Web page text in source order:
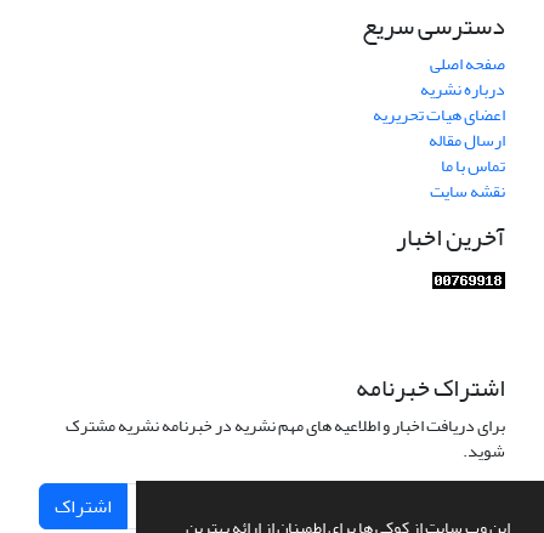
دسترسی سریع
صفحه اصلی
درباره نشریه
اعضای هیات تحریریه
ارسال مقاله
تماس با ما
نقشه سایت
آخرین اخبار
اشتراک خبرنامه
برای دریافت اخبار و اطلاعیه های مهم نشریه در خبرنامه نشریه مشترک
شوید.
اشتراک